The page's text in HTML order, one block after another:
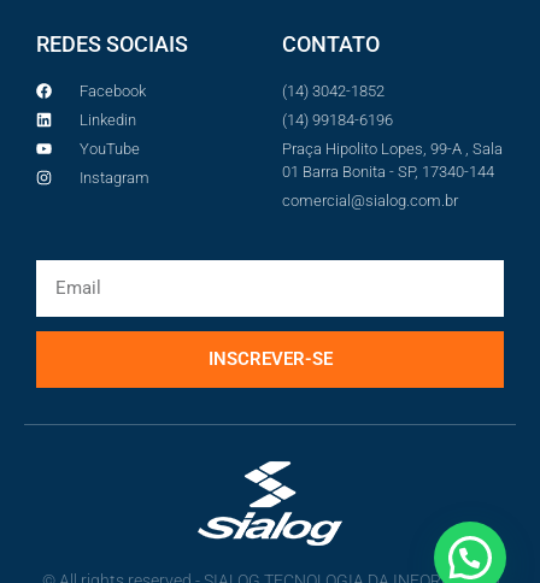
REDES SOCIAIS
Facebook
Linkedin
YouTube
Instagram
CONTATO
(14) 3042-1852
(14) 99184-6196
Praça Hipolito Lopes, 99-A , Sala
01 Barra Bonita - SP, 17340-144
comercial@sialog.com.br
INSCREVER-SE